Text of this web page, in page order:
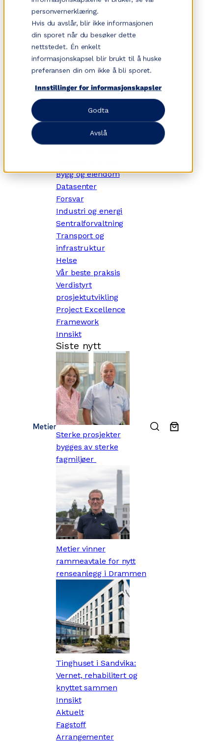
personvernerklæring.
Hvis du avslår, blir ikke informasjonen
din sporet når du besøker dette
nettstedet. Én enkelt
informasjonskapsel blir brukt til å huske
preferansen din om ikke å bli sporet.
Innstillinger for informasjonskapsler
Godta
Avslå
✕
Dette gjør vi
Tjenesteområder
Strategi- og
forretningsutvikling
Fysiske prosjekter
Kompetanseutvikling
Bygg og eiendom
Datasenter
Forsvar
Industri og energi
Sentralforvaltning
Transport og
infrastruktur
Helse
Vår beste praksis
Verdistyrt
prosjektutvikling
Project Excellence
Framework
Innsikt
Siste nytt
Sterke prosjekter
bygges av sterke
fagmiljøer
Metier vinner
rammeavtale for nytt
renseanlegg i Drammen
Tinghuset i Sandvika:
Vernet, rehabilitert og
knyttet sammen
Innsikt
Aktuelt
Fagstoff
Arrangementer